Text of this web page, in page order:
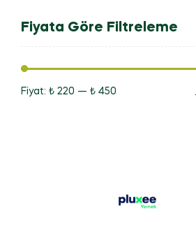
Fiyata Göre Filtreleme
Fiyat: ₺ 220 — ₺ 450